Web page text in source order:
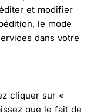
et modifier
le mode
dans votre
cliquer sur «
que le fait de